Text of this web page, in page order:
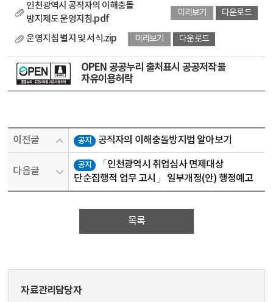
인천광역시 공직자의 이해충돌
방지제도 운영지침.pdf
미리보기 다운로드
운영지침 별지 및 서식.zip 미리보기 다운로드
OPEN 공공누리 출처표시 공공저작물
자유이용허락
이전글 공지 공직자의 이해충돌방지법 알아보기
다음글
공지
「인천광역시 취업심사 면제대상
단순집행적 업무 고시」 일부개정(안) 행정예고
목록
자료관리담당자